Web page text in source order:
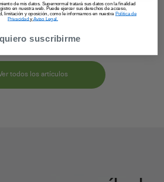
Y Mozzarella
todos los artículos
de mis datos. Supernormal tratará sus datos con la finalidad
en nuestra web. Puede ejercer sus derechos de acceso,
limitación y oposición, como le informamos en nuestra Política de
Privacidady Aviso Legal.
suscribirme